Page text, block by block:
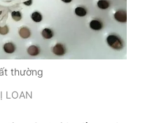
thường
LOAN